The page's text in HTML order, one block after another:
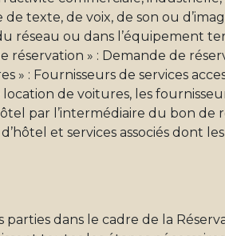
texte, de voix, de son ou
réseau ou dans l’équipement
réservation » : Demande de
: Fournisseurs de services
de voitures, les
par l’intermédiaire du bon de
et services associés dont les
parties dans le cadre de la